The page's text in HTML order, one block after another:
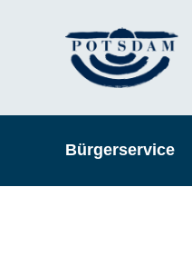
Bürgerservice